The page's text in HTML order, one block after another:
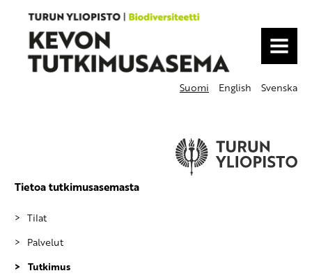
MENU
Suomi English Svenska
Tietoa tutkimusasemasta
Tilat
Palvelut
Tutkimus